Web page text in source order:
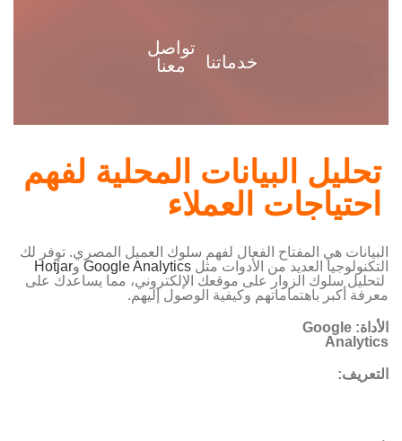
خدماتنا
تواصل
معنا
تحليل البيانات المحلية لفهم
احتياجات العملاء
البيانات هي المفتاح الفعال لفهم سلوك العميل المصري. توفر لك
التكنولوجيا العديد من الأدوات مثل
وHotjar
لتحليل سلوك الزوار على موقعك الإلكتروني، مما يساعدك على
معرفة أكبر باهتماماتهم وكيفية الوصول إليهم.
الأداة : Google
Analytics
التعريف: